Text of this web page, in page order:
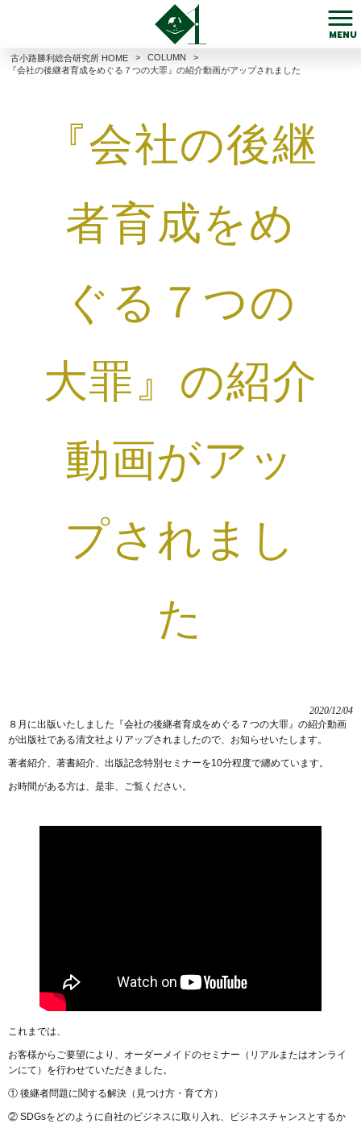
MENU
古小路勝利総合研究所 HOME > COLUMN
>
『会社の後継者育成をめぐる７つの大罪』の紹介動画がアップされました
『会社の後継
者育成をめ
ぐる７つの
大罪』の紹介
動画がアッ
プされまし
た
2020/12/04
８月に出版いたしました『会社の後継者育成をめぐる７つの大罪』の紹介動画
が出版社である清文社よりアップされましたので、お知らせいたします。
著者紹介、著書紹介、出版記念特別セミナーを10分程度で纏めています。
お時間がある方は、是非、ご覧ください。
これまでは、
お客様からご要望により、オーダーメイドのセミナー（リアルまたはオンライ
ンにて）を行わせていただきました。
① 後継者問題に関する解決（見つけ方・育て方）
② SDGsをどのように自社のビジネスに取り入れ、ビジネスチャンスとするか